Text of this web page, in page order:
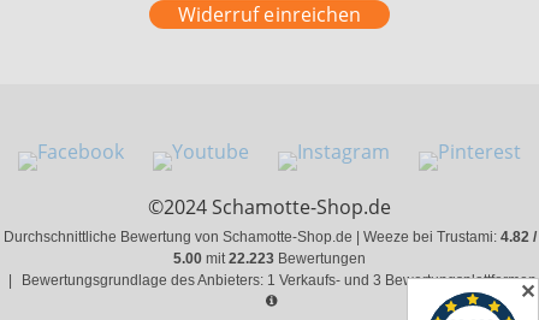
Widerruf einreichen
©2024 Schamotte-Shop.de
Durchschnittliche Bewertung von Schamotte-Shop.de | Weeze bei Trustami: 4.82 /
5.00 mit22.223 Bewertungen
Bewertungsgrundlage des Anbieters: 1 Verkaufs- und 3 Bewertungsplattformen
✕